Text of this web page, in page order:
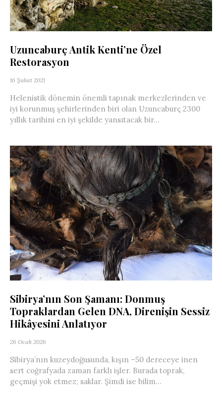
Uzuncaburç Antik Kenti’ne Özel
Restorasyon
16 Şubat 2021
Helenistik dönemin önemli tapınak merkezlerinden ve
iyi korunmuş şehirlerinden biri olan Uzuncaburç 2300
yıllık tarihini en iyi şekilde yansıtacak bir...
Sibirya’nın Son Şamanı: Donmuş
Topraklardan Gelen DNA, Direnişin Sessiz
Hikâyesini Anlatıyor
26 Ocak 2026
Sibirya’nın kuzeydoğusunda, kışın –50 dereceye inen
sert coğrafyada zaman farklı işler. Burada toprak,
geçmişi yok etmez; saklar. Şimdi ise bilim...